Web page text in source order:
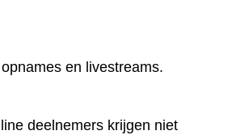
en livestreams.
deelnemers krijgen niet